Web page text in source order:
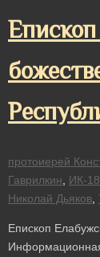
протоиерей
Гаврилкин
ИК-18
Николай Дьяков
Епископ